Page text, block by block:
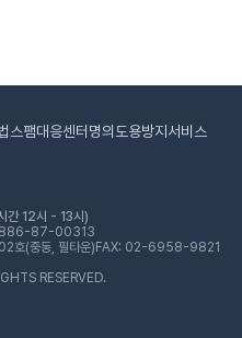
스팸대응센터 명의도용방지서비스
간 12시 - 13시)
: 886-87-00313
호(중동, 필타운) FAX: 02-6958-9821
RESERVED.